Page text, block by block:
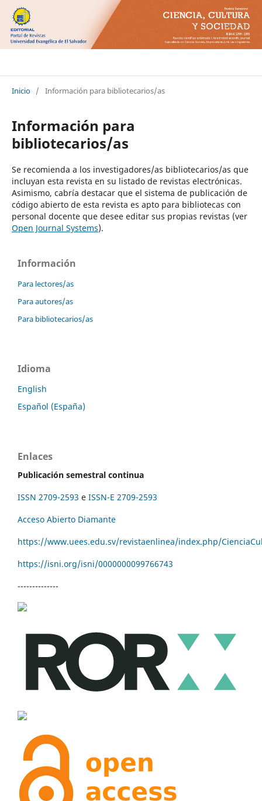
Inicio / Información para bibliotecarios/as
Información para
bibliotecarios/as
Se recomienda a los investigadores/as bibliotecarios/as que
incluyan esta revista en su listado de revistas electrónicas.
Asimismo, cabría destacar que el sistema de publicación de
código abierto de esta revista es apto para bibliotecas con
personal docente que desee editar sus propias revistas (ver
Open Journal Systems).
Información
Para lectores/as
Para autores/as
Para bibliotecarios/as
Idioma
English
Español (España)
Enlaces
Publicación semestral continua
ISSN 2709-2593 e ISSN-E 2709-2593
Acceso Abierto Diamante
https://www.uees.edu.sv/revistaenlinea/index.php/
https://isni.org/isni/0000000099766743
--------------